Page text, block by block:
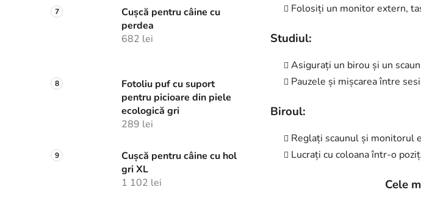
Cușcă pentru câine cu
perdea
682 lei
Fotoliu puf cu suport
pentru picioare din piele
ecologică gri
289 lei
Cușcă pentru câine cu hol
gri XL
1 102 lei
Folosiți un monitor extern,
Studiul:
Asigurați un birou și un
Pauzele și mișcarea între
Biroul:
Reglați scaunul și monitorul
Lucrați cu coloana într-o
Cele